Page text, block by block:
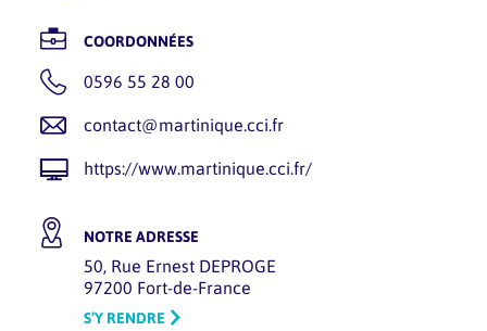
COORDONNÉES
0596 55 28 00
contact@martinique.cci.fr
https://www.martinique.cci.fr/
NOTRE ADRESSE
50, Rue Ernest DEPROGE
97200 Fort-de-France
S’Y RENDRE